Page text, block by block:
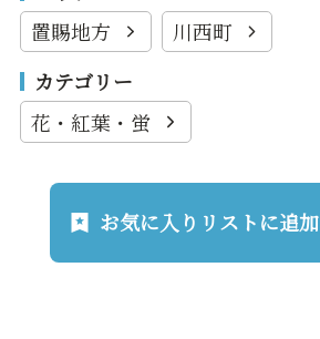
置賜地方
川西町
カテゴリー
花・紅葉・蛍
お気に入りリストに追加